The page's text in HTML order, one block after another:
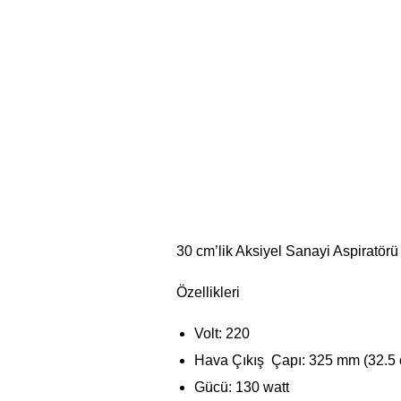
30 cm’lik Aksiyel Sanayi
Özellikleri
Volt: 220
Hava Çıkış Çapı: 325 mm (32.5
Gücü: 130 watt